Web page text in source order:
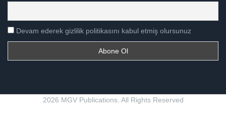
Devam ederek gizlilik politikasını kabul etmiş olursunuz
2026 MGV Publications. All Rights Reserved